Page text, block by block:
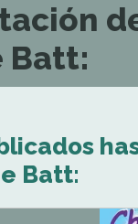
Batt:
Batt: